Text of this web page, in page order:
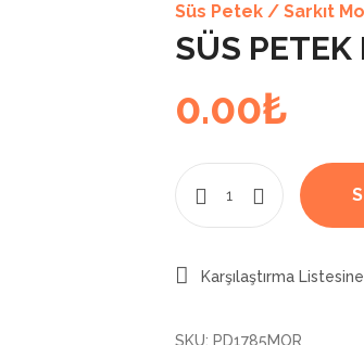
Süs Petek / Sarkıt
SÜS
0.00₺
Karşılaştırma
SKU: PD1785MOR